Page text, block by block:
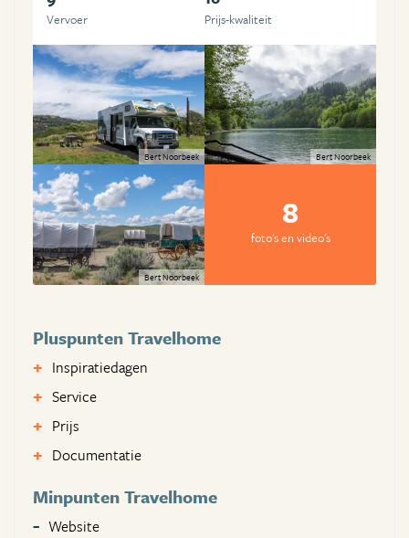
Vervoer Prijs-kwaliteit
Bert Noorbeek Bert Noorbeek
Bert Noorbeek
8
foto's en video's
Pluspunten Travelhome
Inspiratiedagen
Service
Prijs
Documentatie
Minpunten Travelhome
Website